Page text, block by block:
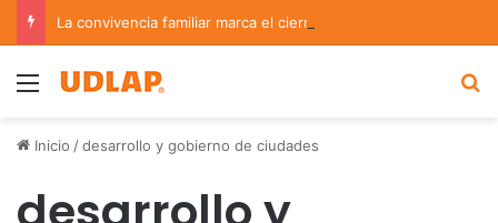
Menu
Inicio /desarrollo y gobierno de ciudades